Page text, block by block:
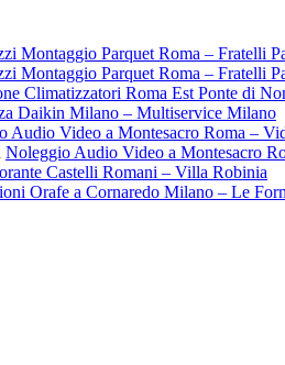
Montaggio Parquet Roma – Fratelli
Montaggio Parquet Roma – Fratelli
Climatizzatori Roma Est Ponte di
Daikin Milano – Multiservice Milano
Audio Video a Montesacro Roma –
Noleggio Audio Video a Montesacro
Castelli Romani – Villa Robinia
Orafe a Cornaredo Milano – Le